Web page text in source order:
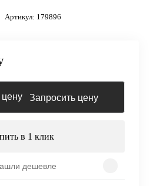
Артикул: 179896
Запросить цену
в 1 клик
дешевле